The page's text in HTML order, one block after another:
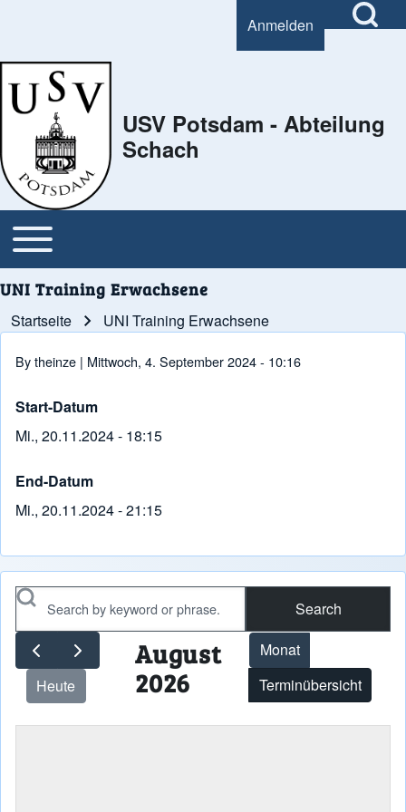
Close Search Block
Search
User account menu
Anmelden
USV Potsdam - Abteilung
Schach
Main navigation
Open or Close horizontal Main Menu
UNI Training Erwachsene
Pfadnavigation
Startseite UNI Training Erwachsene
Bytheinze | Mittwoch, 4. September 2024 - 10:16
Start-Datum
Mi., 20.11.2024 - 18:15
End-Datum
Mi., 20.11.2024 - 21:15
Search
Heute
August
2026
Monat
Terminübersicht